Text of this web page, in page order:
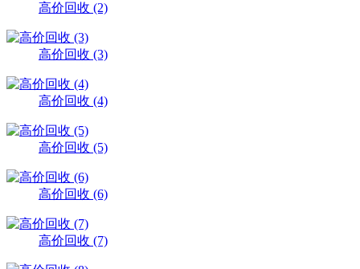
高价回收 (2)
高价回收 (3)
高价回收 (4)
高价回收 (5)
高价回收 (6)
高价回收 (7)